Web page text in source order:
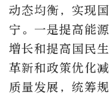
动态均衡，实现
宁。一是提高能
增长和提高国民
革新和政策优化
质量发展，统筹